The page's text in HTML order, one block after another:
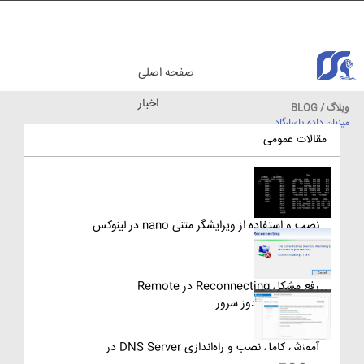
وبلاگ / BLOG
میزبان داده پاسارگاد
صفحه اصلی
اخبار
مقالات عمومی
نصب و استفاده از ویرایشگر متنی nano در لینوکس
رفع مشکل Reconnecting در Remote
Desktop ویندوز سرور
آموزش کامل نصب و راه‌اندازی DNS Server در